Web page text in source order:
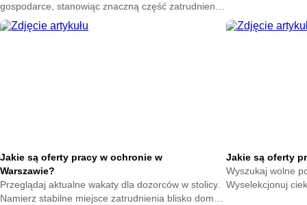
gospodarce, stanowiąc znaczną część zatrudnienia
i wpływając na rozwój wielu sektorów. W miarę jak
rynek pracy ewoluuje, umiejętności wymagane w tej
zawodową.
Jakie są oferty pracy w ochronie w
Warszawie?
Przeglądaj aktualne wakaty dla dozorców w stolicy.
Namierz stabilne miejsce zatrudnienia blisko domu.
Jakie są oferty
Wyszukaj wolne
Wyselekcjonuj